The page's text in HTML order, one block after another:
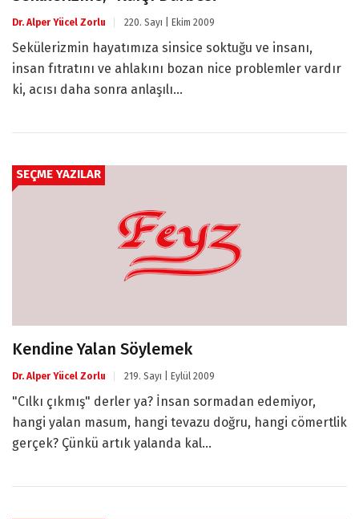
Dr. Alper Yücel Zorlu 220. Sayı | Ekim 2009
Sekülerizmin hayatımıza sinsice soktuğu ve insanı,
insan fıtratını ve ahlakını bozan nice problemler vardır
ki, acısı daha sonra anlaşılı...
SEÇME YAZILAR
Kendine Yalan Söylemek
Dr. Alper Yücel Zorlu 219. Sayı | Eylül 2009
"Cılkı çıkmış" derler ya? İnsan sormadan edemiyor,
hangi yalan masum, hangi tevazu doğru, hangi cömertlik
gerçek? Çünkü artık yalanda kal...